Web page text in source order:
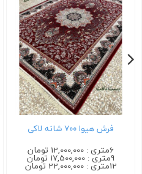
شانه روناسی
6متری : 12,000,000 تومان
9متری : 17,500,000 تومان
12متری : 22,000,000 تومان